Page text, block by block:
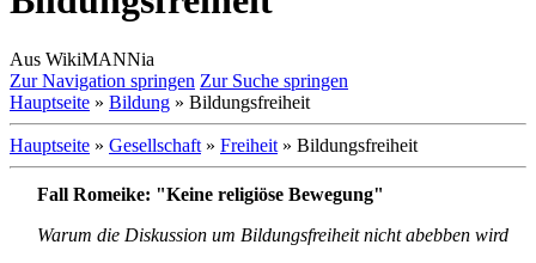
Aus WikiMANNia
Zur Navigation springen Zur Suche springen
Hauptseite » Bildung » Bildungsfreiheit
Hauptseite » Gesellschaft » Freiheit » Bildungsfreiheit
Fall Romeike: "Keine religiöse Bewegung"
Warum die Diskussion um Bildungsfreiheit nicht abebben wird